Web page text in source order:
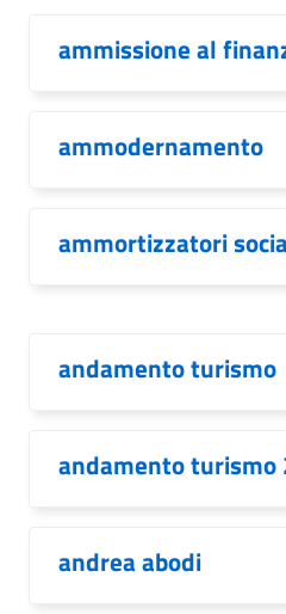
ammissione al
ammodernamento
ammortizzatori
andamento turismo
andamento turismo
andrea abodi